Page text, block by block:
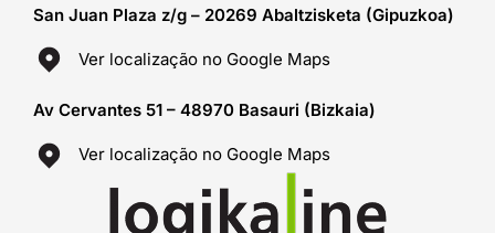
San Juan Plaza z/g – 20269 Abaltzisketa (Gipuzkoa)
Ver localização no Google Maps
Av Cervantes 51 – 48970 Basauri (Bizkaia)
Ver localização no Google Maps